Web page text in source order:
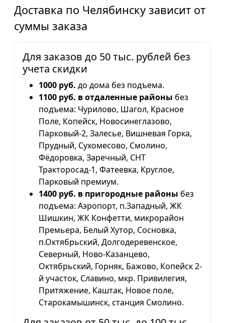
Доставка по Челябинску зависит от
суммы заказа
Для заказов до 50 тыс. рублей без
учета скидки
1000 руб. до дома без подъема.
1100 руб. в отдаленные районы без
подъема: Чурилово, Шагол, Красное
Поле, Копейск, Новосинеглазово,
Парковый-2, Залесье, Вишневая Горка,
Прудный, Сухомесово, Смолино,
Фёдоровка, Заречный, СНТ
Тракторосад-1, Фатеевка, Круглое,
Парковый премиум.
1400 руб. в пригородные районы без
подъема: Аэропорт, п.Западный, ЖК
Шишкин, ЖК Конфетти, микрорайон
Премьера, Белый Хутор, Сосновка,
п.Октябрьский, Долгодеревенское,
Северный, Ново-Казанцево,
Октябрьский, Горняк, Бажово, Копейск 2-
й участок, Славино, мкр. Привилегия,
Притяжение, Каштак, Новое поле,
Старокамышинск, станция Смолино.